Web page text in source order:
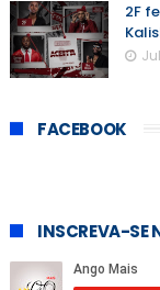
2F
FACEBOOK
INSCREVA-SE